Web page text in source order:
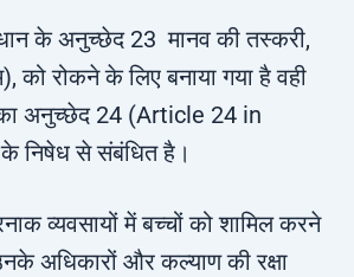
के अनुच्छेद 23 मानव की तस्करी,
को रोकने के लिए बनाया गया है वही
का अनुच्छेद 24 (Article 24 in
निषेध से संबंधित है।
व्यवसायों में बच्चों को शामिल करने
अधिकारों और कल्याण की रक्षा